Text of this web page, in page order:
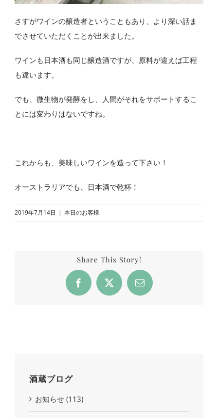
さすがワインの醸造者ということもあり、より深い話ま
でさせていただくことが出来ました。
ワインも日本酒も同じ醸造酒ですが、原料が違えば工程
も違います。
でも、微生物が発酵をし、人間がそれをサポートするこ
とには変わりはないですね。
これからも、美味しいワインを造って下さい！
オーストラリアでも、日本酒で乾杯！
2019年7月14日 | 本日のお客様
Share This Story!
Facebook
X Email
酒蔵ブログ
お知らせ (113)